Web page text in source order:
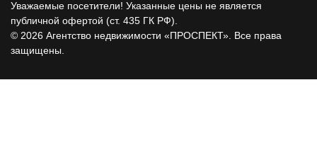
Уважаемые посетители! Указанные цены не является
публичной офертой (ст. 435 ГК РФ).
© 2026 Агентство недвижимости «ПРОСПЕКТ». Все права
защищены.